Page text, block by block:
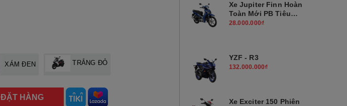
XÁM ĐEN TRẮNG ĐỎ
ĐẶT HÀNG
Xe Jupiter Finn Hoàn
Toàn Mới PB Tiêu
Chuẩn
28.000.000₫
YZF - R3
132.000.000₫
Xe Exciter 150 Phiên